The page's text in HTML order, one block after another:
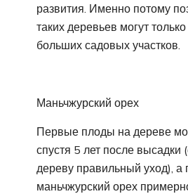
развития. Именно потому
таких деревьев могут
больших садовых участков.
Маньчжурский орех
Первые плоды на дереве
спустя 5 лет после высадки
дереву правильный уход), а
маньчжурский орех